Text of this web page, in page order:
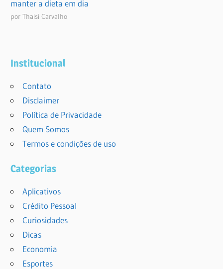
manter a dieta em dia
por Thaisi Carvalho
Institucional
Contato
Disclaimer
Política de Privacidade
Quem Somos
Termos e condições de uso
Categorias
Aplicativos
Crédito Pessoal
Curiosidades
Dicas
Economia
Esportes